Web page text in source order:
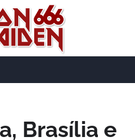
Brasília e